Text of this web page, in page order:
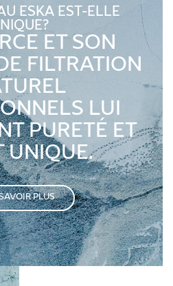
ESKA EST-ELLE
ET SON
FILTRATION
LUI
PURETÉ ET
UNIQUE.
PLUS